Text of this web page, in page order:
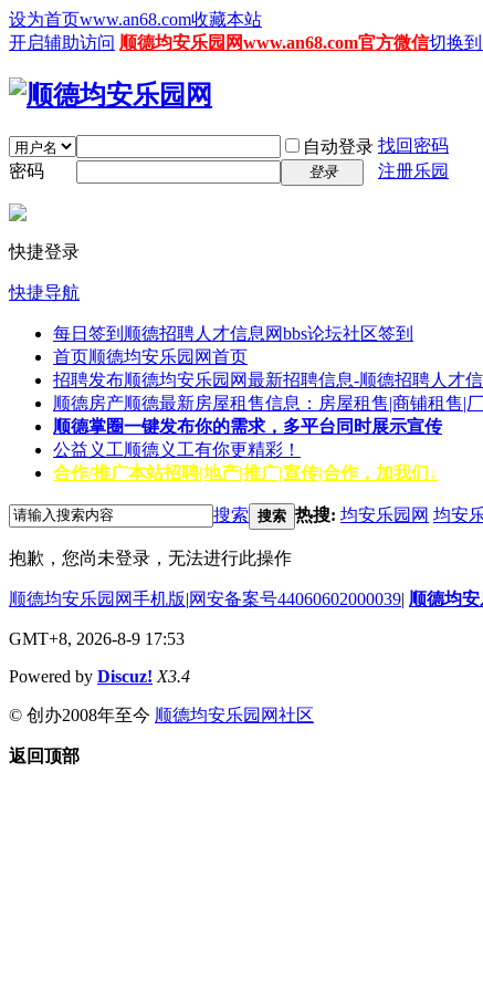
设为首页www.an68.com收藏本站
开启辅助访问 顺德均安乐园网www.an68.com官方微信切换
自动登录 找回密码
密码
登录 注册乐园
快捷登录
快捷导航
每日签到 顺德招聘人才信息网bbs论坛社区签到
首页顺德均安乐园网首页
招聘发布顺德均安乐园网最新招聘信息-顺德招聘人才
顺德房产顺德最新房屋租售信息：房屋租售|商铺租售|
顺德掌圈一键发布你的需求，多平台同时展示宣传
公益义工顺德义工有你更精彩！
合作/推广本站招聘|地产|推广|宣传|合作，加我们↓
搜索 搜索 热搜: 均安乐园网 均安
抱歉，您尚未登录，无法进行此操作
顺德均安乐园网手机版|网安备案号44060602000039| 顺德均安
GMT+8, 2026-8-9 17:53
Powered by Discuz! X3.4
© 创办2008年至今 顺德均安乐园网社区
返回顶部